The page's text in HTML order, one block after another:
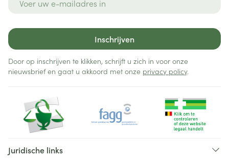
Inschrijven
Door op inschrijven te klikken, schrijft u zich in voor onze
nieuwsbrief en gaat u akkoord met onze privacy policy.
Juridische links